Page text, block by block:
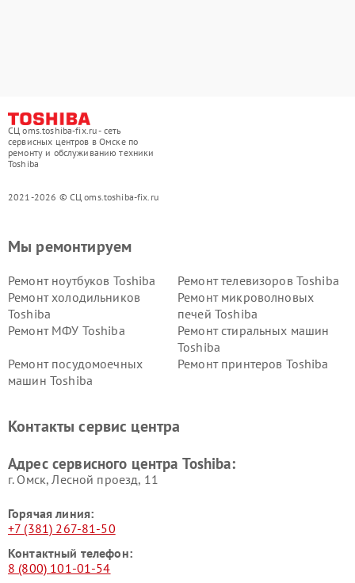
СЦ oms.toshiba-fix.ru - сеть
сервисных центров в Омске по
ремонту и обслуживанию техники
Toshiba
2021-2026 © СЦ oms.toshiba-fix.ru
Мы ремонтируем
Ремонт ноутбуков Toshiba
Ремонт телевизоров Toshiba
Ремонт холодильников
Toshiba
Ремонт микроволновых
печей Toshiba
Ремонт МФУ Toshiba
Ремонт стиральных машин
Toshiba
Ремонт посудомоечных
машин Toshiba
Ремонт принтеров Toshiba
Контакты сервис центра
Адрес сервисного центра Toshiba:
г. Омск, ​Лесной проезд, 11
Горячая линия:
+7 (381) 267-81-50
Контактный телефон:
8 (800) 101-01-54